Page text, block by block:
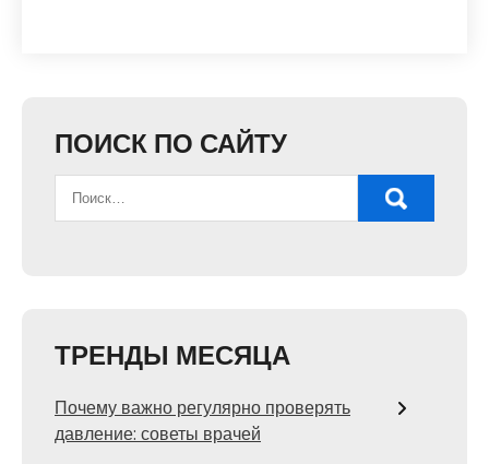
ПОИСК ПО САЙТУ
ТРЕНДЫ МЕСЯЦА
Почему важно регулярно проверять
давление: советы врачей